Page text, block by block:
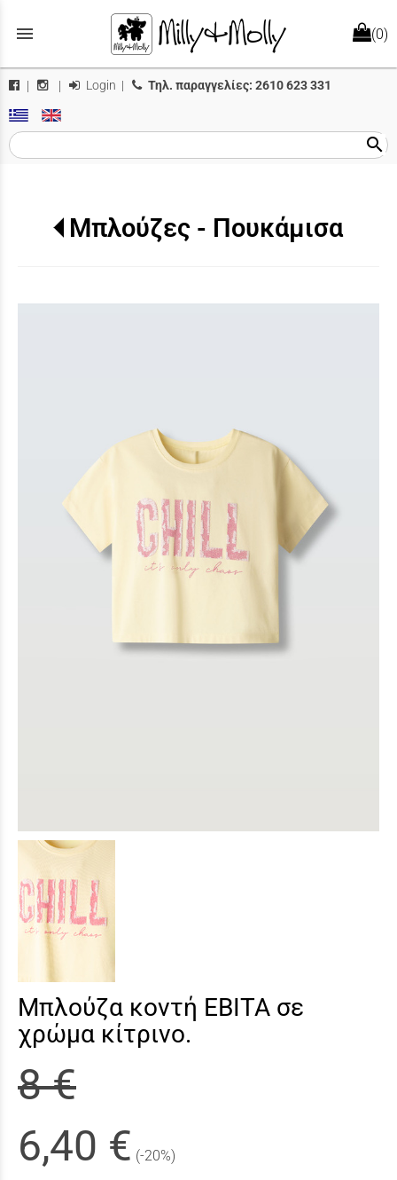
menu (0)
| | Login | Τηλ. παραγγελίες: 2610 623 331
search
Μπλούζες - Πουκάμισα
Μπλούζα κοντή ΕΒΙΤΑ σε
χρώμα κίτρινο.
8 €
6,40 € (-20%)